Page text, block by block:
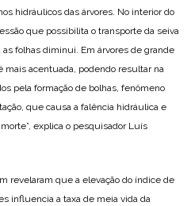
hidráulicos das árvores. No interior do
que possibilita o transporte da seiva
as folhas diminui. Em árvores de grande
mais acentuada, podendo resultar na
pela formação de bolhas, fenômeno
que causa a falência hidráulica e
explica o pesquisador Luís
revelaram que a elevação do índice de
influencia a taxa de meia vida da